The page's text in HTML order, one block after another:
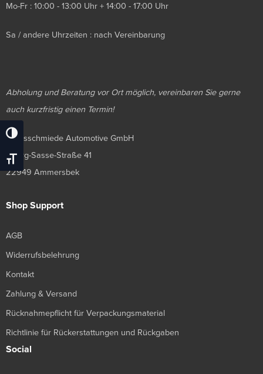
Umschalten Auf Hohe Kontraste
Schrift Vergrößern
Mo-Fr : 10:00 - 13:00 Uhr + 14:00 - 17:00 Uhr
Sa / andere Uhrzeiten : nach Vereinbarung
Abholung und Beratung vor Ort möglich, vereinbaren Sie gerne
auch kurzfristig einen Termin!
Luxusschmiede Automotive GmbH
Georg-Sasse-Straße 41
22949 Ammersbek
Shop Support
AGB
Widerrufsbelehrung
Kontakt
Zahlung & Versand
Rücknahmepflicht für Verpackungsmaterial
Richtlinie für Rückerstattungen und Rückgaben
Social